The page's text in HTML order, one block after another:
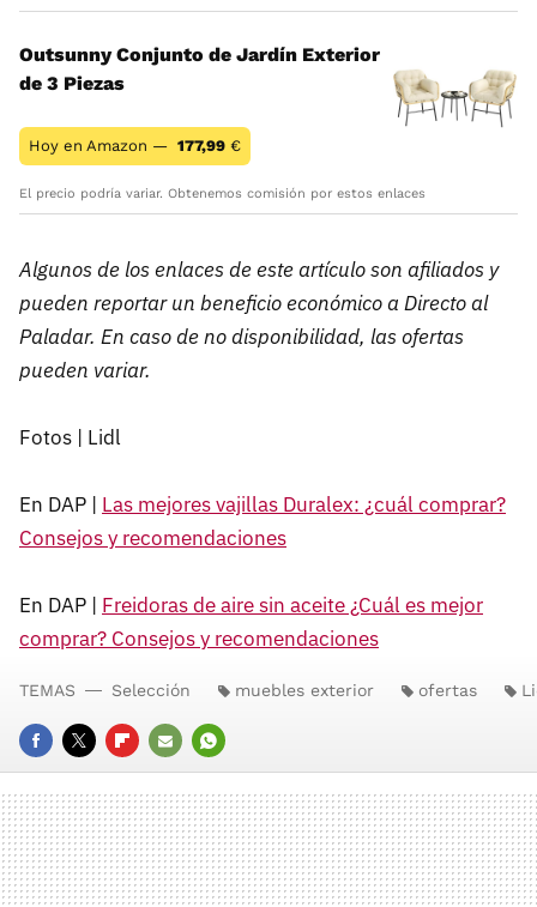
Outsunny Conjunto de Jardín Exterior
de 3 Piezas
Hoy en Amazon — 177,99 €
El precio podría variar. Obtenemos comisión por estos enlaces
Algunos de los enlaces de este artículo son afiliados y
pueden reportar un beneficio económico a Directo al
Paladar. En caso de no disponibilidad, las ofertas
pueden variar.
Fotos | Lidl
En DAP | Las mejores vajillas Duralex: ¿cuál comprar?
Consejos y recomendaciones
En DAP | Freidoras de aire sin aceite ¿Cuál es mejor
comprar? Consejos y recomendaciones
FACEBOOK
TWITTERFLIPBOARD
E-
MAIL
WHATSAPP
TEMAS Selección muebles exterior ofertas